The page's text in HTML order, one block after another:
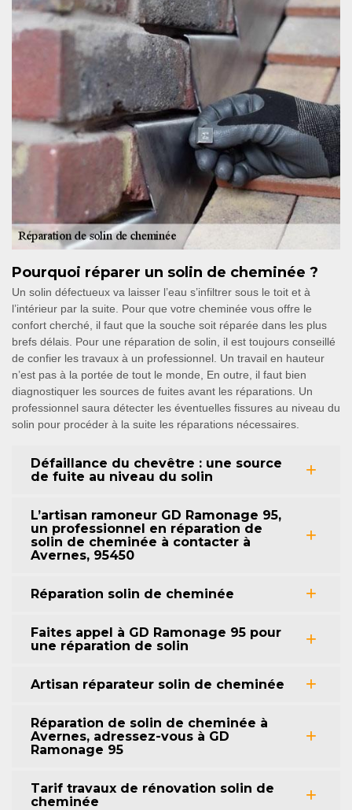
Pourquoi réparer un solin de cheminée ?
Un solin défectueux va laisser l’eau s’infiltrer sous le toit et à
l’intérieur par la suite. Pour que votre cheminée vous offre le
confort cherché, il faut que la souche soit réparée dans les plus
brefs délais. Pour une réparation de solin, il est toujours conseillé
de confier les travaux à un professionnel. Un travail en hauteur
n’est pas à la portée de tout le monde, En outre, il faut bien
diagnostiquer les sources de fuites avant les réparations. Un
professionnel saura détecter les éventuelles fissures au niveau du
solin pour procéder à la suite les réparations nécessaires.
Défaillance du chevêtre : une source
de fuite au niveau du solin
L’artisan ramoneur GD Ramonage 95,
un professionnel en réparation de
solin de cheminée à contacter à
Avernes, 95450
Réparation solin de cheminée
Faites appel à GD Ramonage 95 pour
une réparation de solin
Artisan réparateur solin de cheminée
Réparation de solin de cheminée à
Avernes, adressez-vous à GD
Ramonage 95
Tarif travaux de rénovation solin de
cheminée